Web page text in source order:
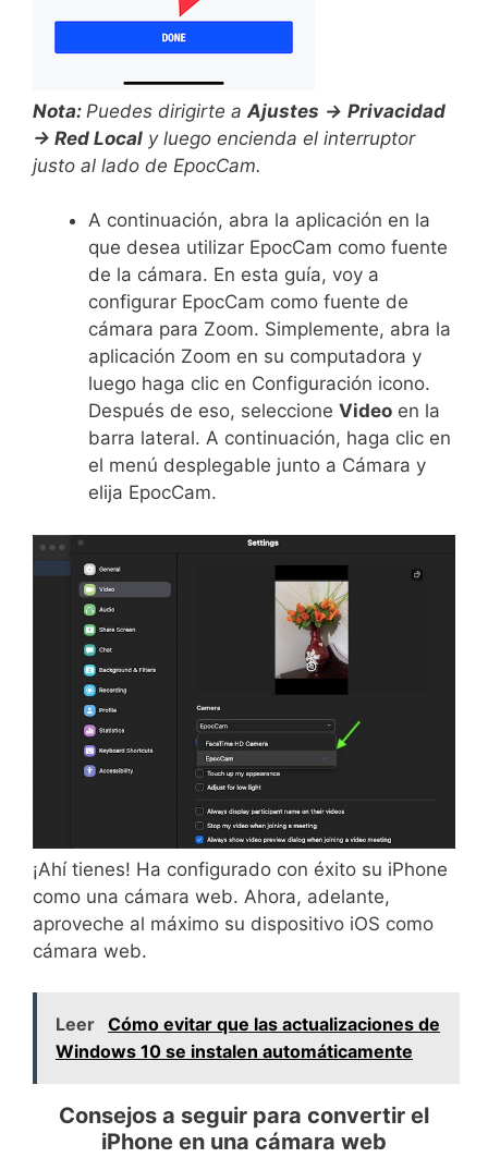
Nota: Puedes dirigirte a Ajustes -> Privacidad
-> Red Local y luego encienda el interruptor
justo al lado de EpocCam.
A continuación, abra la aplicación en la
que desea utilizar EpocCam como fuente
de la cámara. En esta guía, voy a
configurar EpocCam como fuente de
cámara para Zoom. Simplemente, abra la
aplicación Zoom en su computadora y
luego haga clic en Configuración icono.
Después de eso, seleccione Video en la
barra lateral. A continuación, haga clic en
el menú desplegable junto a Cámara y
elija EpocCam.
¡Ahí tienes! Ha configurado con éxito su iPhone
como una cámara web. Ahora, adelante,
aproveche al máximo su dispositivo iOS como
cámara web.
Leer Cómo evitar que las actualizaciones de
Windows 10 se instalen automáticamente
Consejos a seguir para convertir el
iPhone en una cámara web